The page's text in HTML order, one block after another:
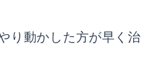
り動かした方が早く治